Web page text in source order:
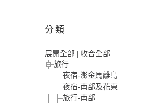
分類
展開全部 | 收合全部
旅行
夜宿-澎金馬離島
夜宿-南部及花東
旅行-南部